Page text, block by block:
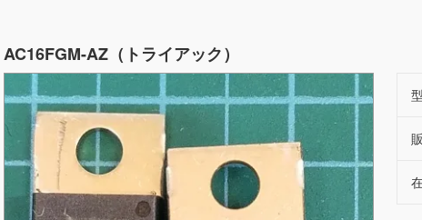
AC16FGM-AZ（トライアック）